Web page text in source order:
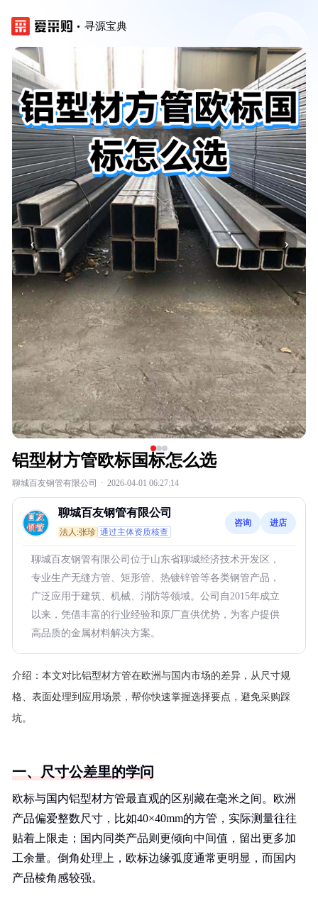
寻源宝典
‹ ›
铝型材方管欧标国标怎么选
聊城百友钢管有限公司 · 2026-04-01 06:27:14
聊城百友钢管有限公司
法人:张珍 通过主体资质核查
咨询 进店
聊城百友钢管有限公司位于山东省聊城经济技术开发区，
专业生产无缝方管、矩形管、热镀锌管等各类钢管产品，
广泛应用于建筑、机械、消防等领域。公司自2015年成立
以来，凭借丰富的行业经验和原厂直供优势，为客户提供
高品质的金属材料解决方案。
介绍： 本文对比铝型材方管在欧洲与国内市场的差异，从尺寸规
格、表面处理到应用场景，帮你快速掌握选择要点，避免采购踩
坑。
一、尺寸公差里的学问
欧标与国内铝型材方管最直观的区别藏在毫米之间。欧洲
产品偏爱整数尺寸，比如40×40mm的方管，实际测量往往
贴着上限走；国内同类产品则更倾向中间值，留出更多加
工余量。倒角处理上，欧标边缘弧度通常更明显，而国内
产品棱角感较强。